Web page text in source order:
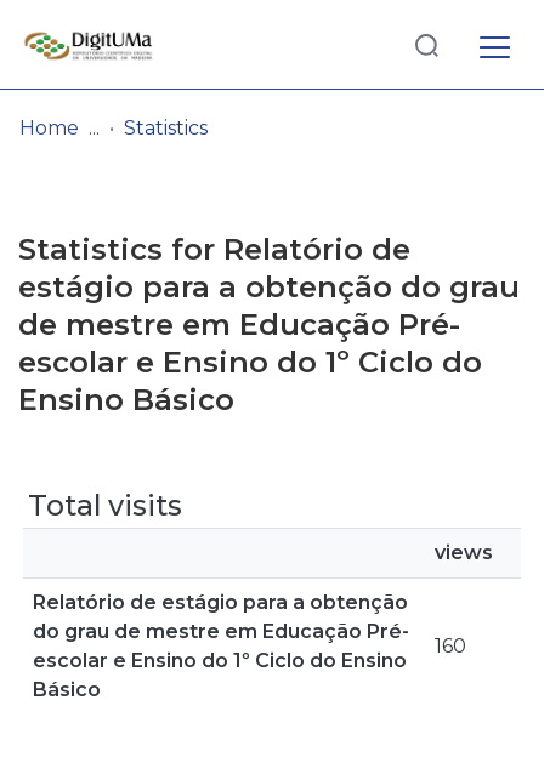
Browse repository
Entities
Log
In(current)
Home Statistics
Statistics for Relatório de
estágio para a obtenção do grau
de mestre em Educação Pré-
escolar e Ensino do 1º Ciclo do
Ensino Básico
Total visits
views
Relatório de estágio para a obtenção
do grau de mestre em Educação Pré-
escolar e Ensino do 1º Ciclo do Ensino
Básico
160